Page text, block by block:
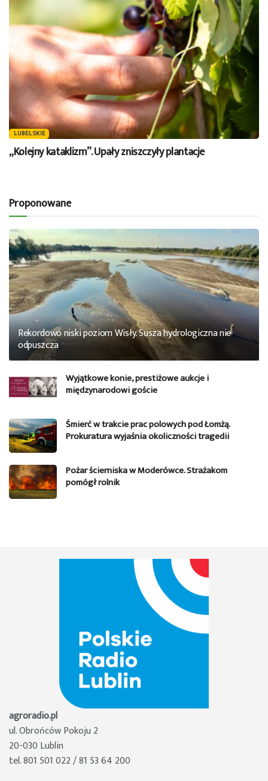
LUBELSKIE
„Kolejny kataklizm”. Upały zniszczyły plantacje
Proponowane
Rekordowo niski poziom Wisły. Susza hydrologiczna nie
odpuszcza
Wyjątkowe konie, prestiżowe aukcje i
międzynarodowi goście
Śmierć w trakcie prac polowych pod Łomżą.
Prokuratura wyjaśnia okoliczności tragedii
Pożar ścierniska w Moderówce. Strażakom
pomógł rolnik
agroradio.pl
ul. Obrońców Pokoju 2
20-030 Lublin
tel. 801 501 022 / 81 53 64 200